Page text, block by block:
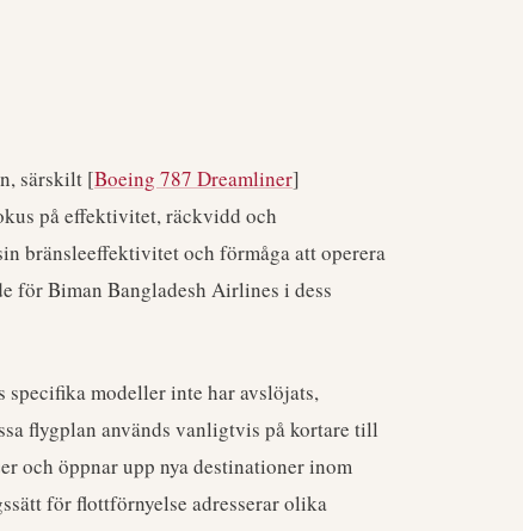
särskilt [Boeing 787 Dreamliner]
på effektivitet, räckvidd och
bränsleeffektivitet och förmåga att operera
för Biman Bangladesh Airlines i dess
specifika modeller inte har avslöjats,
flygplan används vanligtvis på kortare till
och öppnar upp nya destinationer inom
för flottförnyelse adresserar olika